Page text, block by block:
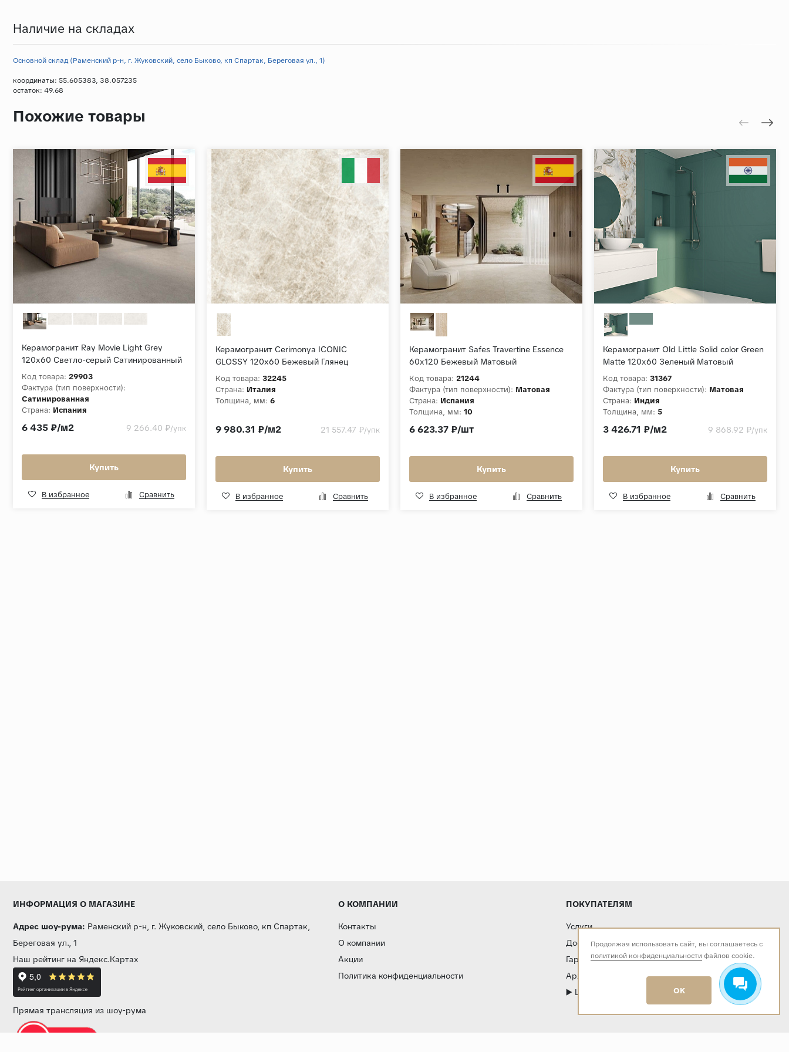
Наличие на складах
Основной склад (Раменский р-н, г. Жуковский, село Быково, кп Спартак, Береговая ул., 1)
координаты: 55.605383, 38.057235
остаток: 49.68
Похожие товары
Керамогранит Ray Movie Light Grey
120x60 Светло-серый Сатинированный
Код товара: 29903
Фактура (тип поверхности):
Сатинированная
Страна: Испания
Коллекция: Movie
6 435 ₽/м2 9 266.40 ₽/упк
Купить
В избранное Сравнить
Керамогранит Cerimonya ICONIC
GLOSSY 120x60 Бежевый Глянец
Код товара: 32245
Страна: Италия
Толщина, мм: 6
9 980.31 ₽/м2 21 557.47 ₽/упк
Купить
В избранное Сравнить
Керамогранит Safes Travertine Essence
60x120 Бежевый Матовый
Код товара: 21244
Фактура (тип поверхности): Матовая
Страна: Испания
Толщина, мм: 10
6 623.37 ₽/шт
Купить
В избранное Сравнить
Керамогранит Old Little Solid color Green
Matte 120x60 Зеленый Матовый
Код товара: 31367
Фактура (тип поверхности): Матовая
Страна: Индия
Толщина, мм: 5
3 426.71 ₽/м2 9 868.92 ₽/упк
Купить
В избранное Сравнить
ИНФОРМАЦИЯ О МАГАЗИНЕ
Адрес шоу-рума: Раменский р-н, г. Жуковский, село Быково, кп Спартак,
Береговая ул., 1
Наш рейтинг на Яндекс.Картах
Прямая трансляция из шоу-рума
О КОМПАНИИ
Контакты
О компании
Акции
Политика конфиденциальности
ПОКУПАТЕЛЯМ
Услуги
Доставка и оплата
Гарантия и возврат
Архитекторам и дизайнерам
▶️ LIVE
Продолжая использовать сайт, вы соглашаетесь с
политикой конфиденциальностифайлов cookie.
OK